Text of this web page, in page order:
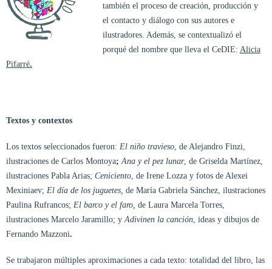
también el proceso de creación, producción y
el contacto y diálogo con sus autores e
ilustradores. Además, se contextualizó el
porqué del nombre que lleva el CeDIE: Alicia
Pifarré.
Textos y contextos
Los textos seleccionados fueron: El niño travieso , de Alejandro Finzi,
ilustraciones de Carlos Montoya; Ana y el pez lunar, de Griselda Martínez,
ilustraciones Pabla Arias; Ceniciento , de Irene Lozza y fotos de Alexei
Mexiniaev; El día de los juguetes, de María Gabriela Sánchez, ilustraciones
Paulina Rufrancos; El barco y el faro, de Laura Marcela Torres,
ilustraciones Marcelo Jaramillo; y Adivinen la canción , ideas y dibujos de
Fernando Mazzoni.
Se trabajaron múltiples aproximaciones a cada texto: totalidad del libro, las